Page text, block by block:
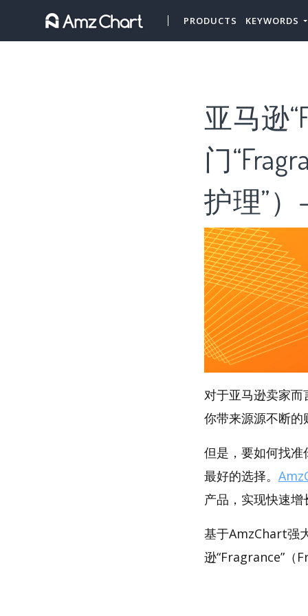
PRODUCTS KEYWORDS
亚马逊
门
护理”）
对于亚马逊卖家
你带来源源不断的
但是，要如何找
最好的选择。
产品，实现快速增
基于AmzChart强
逊“Fragrance”（